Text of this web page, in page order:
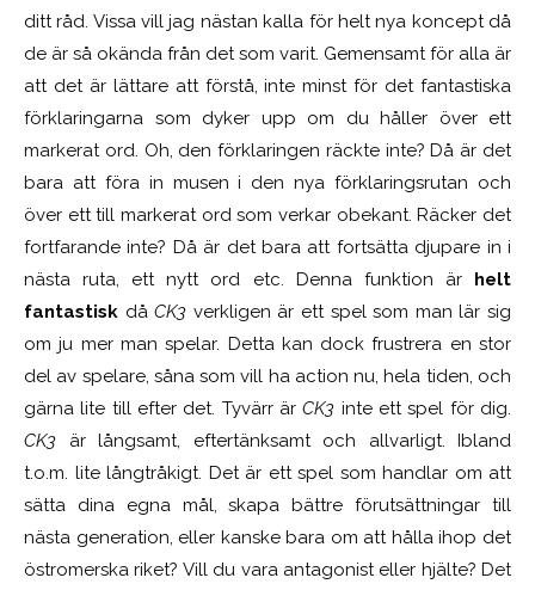
ditt råd. Vissa vill jag nästan kalla för helt nya koncept då
de är så okända från det som varit. Gemensamt för alla är
att det är lättare att förstå, inte minst för det fantastiska
förklaringarna som dyker upp om du håller över ett
markerat ord. Oh, den förklaringen räckte inte? Då är det
bara att föra in musen i den nya förklaringsrutan och
över ett till markerat ord som verkar obekant. Räcker det
fortfarande inte? Då är det bara att fortsätta djupare in i
nästa ruta, ett nytt ord etc. Denna funktion är helt
fantastisk dåCK3 verkligen är ett spel som man lär sig
om ju mer man spelar. Detta kan dock frustrera en stor
del av spelare, såna som vill ha action nu, hela tiden, och
gärna lite till efter det. Tyvärr ärCK3 inte ett spel för dig.
CK3 är långsamt, eftertänksamt och allvarligt. Ibland
t.o.m. lite långtråkigt. Det är ett spel som handlar om att
sätta dina egna mål, skapa bättre förutsättningar till
nästa generation, eller kanske bara om att hålla ihop det
östromerska riket? Vill du vara antagonist eller hjälte? Det